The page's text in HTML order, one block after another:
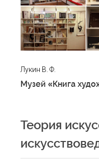
Лукин В. Ф.
Музей «Книга
Теория